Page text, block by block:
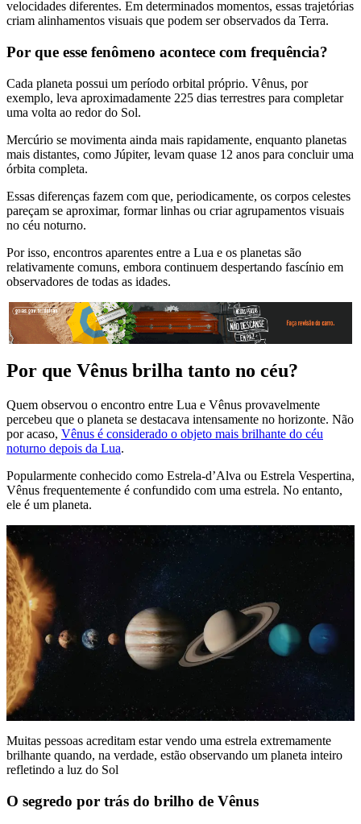
velocidades diferentes. Em determinados momentos, essas trajetórias
criam alinhamentos visuais que podem ser observados da Terra.
Por que esse fenômeno acontece com frequência?
Cada planeta possui um período orbital próprio. Vênus, por
exemplo, leva aproximadamente 225 dias terrestres para completar
uma volta ao redor do Sol.
Mercúrio se movimenta ainda mais rapidamente, enquanto planetas
mais distantes, como Júpiter, levam quase 12 anos para concluir uma
órbita completa.
Essas diferenças fazem com que, periodicamente, os corpos celestes
pareçam se aproximar, formar linhas ou criar agrupamentos visuais
no céu noturno.
Por isso, encontros aparentes entre a Lua e os planetas são
relativamente comuns, embora continuem despertando fascínio em
observadores de todas as idades.
Por que Vênus brilha tanto no céu?
Quem observou o encontro entre Lua e Vênus provavelmente
percebeu que o planeta se destacava intensamente no horizonte. Não
por acaso, Vênus é considerado o objeto mais brilhante do céu
noturno depois da Lua.
Popularmente conhecido como Estrela-d’Alva ou Estrela Vespertina,
Vênus frequentemente é confundido com uma estrela. No entanto,
ele é um planeta.
Muitas pessoas acreditam estar vendo uma estrela extremamente
brilhante quando, na verdade, estão observando um planeta inteiro
refletindo a luz do Sol
O segredo por trás do brilho de Vênus